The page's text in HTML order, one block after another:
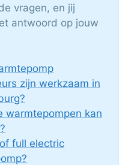
vragen, en jij
antwoord op jouw
zijn werkzaam in
warmtepompen kan
full electric